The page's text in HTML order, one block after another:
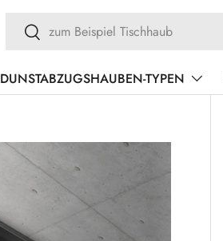
Suchen
Suchen
DUNSTABZUGSHAUBEN-TYPEN